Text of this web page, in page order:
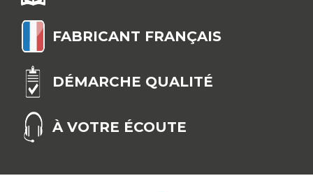
FABRICANT FRANÇAIS
DÉMARCHE QUALITÉ
À VOTRE ÉCOUTE